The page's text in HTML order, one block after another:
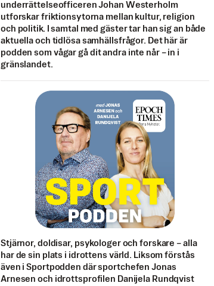
underrättelseofficeren Johan Westerholm
utforskar friktionsytorna mellan kultur, religion
och politik. I samtal med gäster tar han sig an både
aktuella och tidlösa samhällsfrågor. Det här är
podden som vågar gå dit andra inte når – in i
gränslandet.
Stjärnor, doldisar, psykologer och forskare – alla
har de sin plats i idrottens värld. Liksom förstås
även i Sportpodden där sportchefen Jonas
Arnesen och idrottsprofilen Danijela Rundqvist